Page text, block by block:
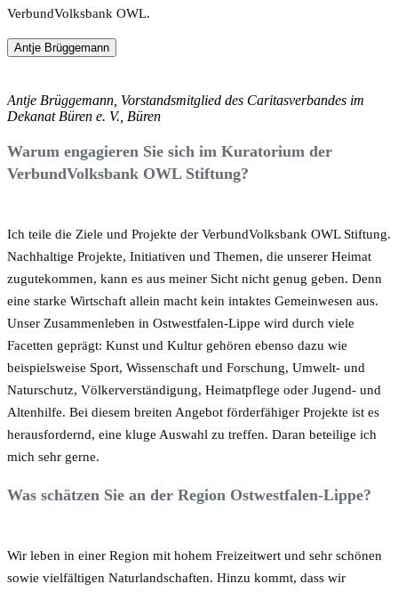
VerbundVolksbank OWL.
Antje Brüggemann
Antje Brüggemann, Vorstandsmitglied des Caritasverbandes im
Dekanat Büren e. V., Büren
Warum engagieren Sie sich im Kuratorium der
VerbundVolksbank OWL Stiftung?
Ich teile die Ziele und Projekte der VerbundVolksbank OWL Stiftung.
Nachhaltige Projekte, Initiativen und Themen, die unserer Heimat
zugutekommen, kann es aus meiner Sicht nicht genug geben. Denn
eine starke Wirtschaft allein macht kein intaktes Gemeinwesen aus.
Unser Zusammenleben in Ostwestfalen-Lippe wird durch viele
Facetten geprägt: Kunst und Kultur gehören ebenso dazu wie
beispielsweise Sport, Wissenschaft und Forschung, Umwelt- und
Naturschutz, Völkerverständigung, Heimatpflege oder Jugend- und
Altenhilfe. Bei diesem breiten Angebot förderfähiger Projekte ist es
herausfordernd, eine kluge Auswahl zu treffen. Daran beteilige ich
mich sehr gerne.
Was schätzen Sie an der Region Ostwestfalen-Lippe?
Wir leben in einer Region mit hohem Freizeitwert und sehr schönen
sowie vielfältigen Naturlandschaften. Hinzu kommt, dass wir